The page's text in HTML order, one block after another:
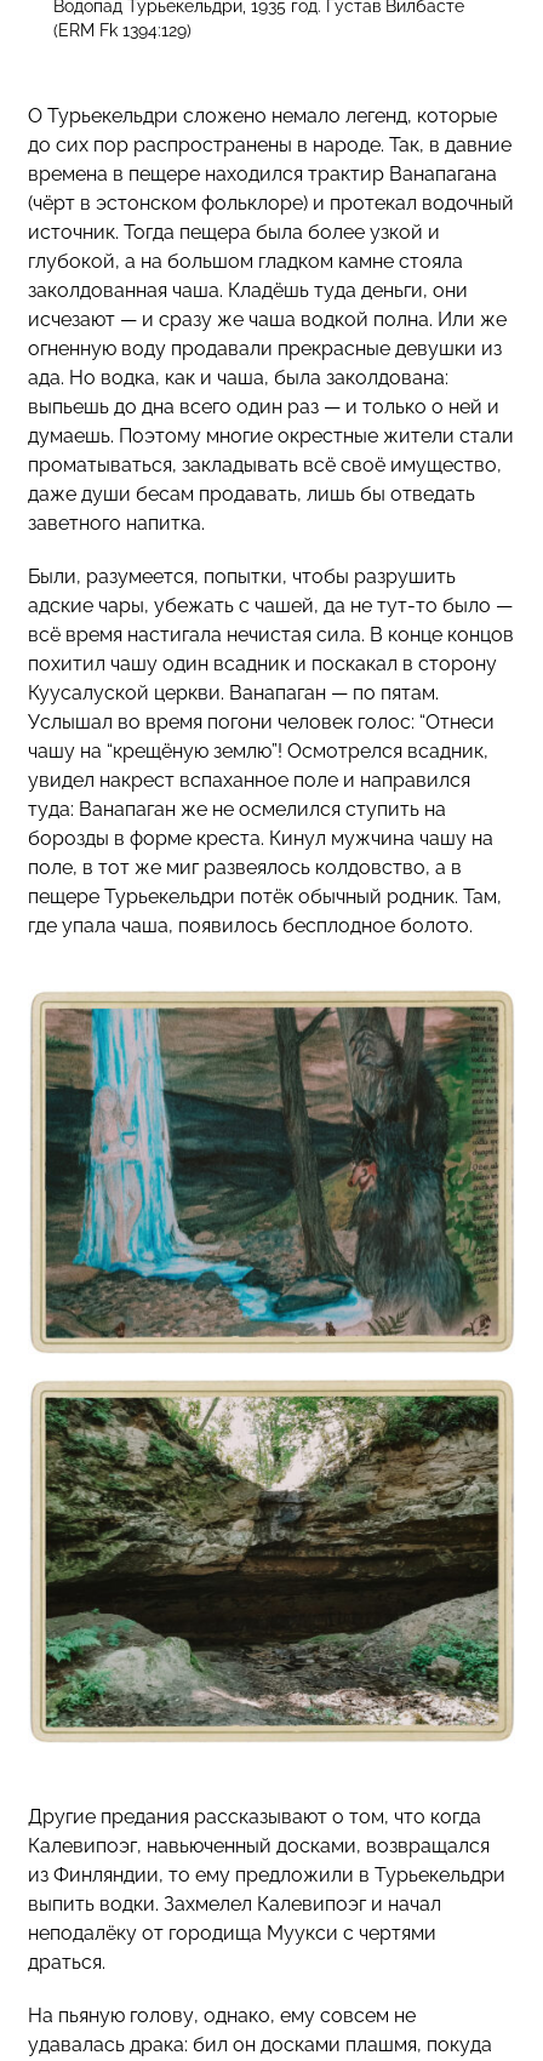
Водопад Турьекельдри, 1935 год. Густав Вилбасте
(ERM Fk 1394:129)
О Турьекельдри сложено немало легенд, которые
до сих пор распространены в народе. Так, в давние
времена в пещере находился трактир Ванапагана
(чёрт в эстонском фольклоре) и протекал водочный
источник. Тогда пещера была более узкой и
глубокой, а на большом гладком камне стояла
заколдованная чаша. Кладёшь туда деньги, они
исчезают — и сразу же чаша водкой полна. Или же
огненную воду продавали прекрасные девушки из
ада. Но водка, как и чаша, была заколдована:
выпьешь до дна всего один раз — и только о ней и
думаешь. Поэтому многие окрестные жители стали
проматываться, закладывать всё своё имущество,
даже души бесам продавать, лишь бы отведать
заветного напитка.
Были, разумеется, попытки, чтобы разрушить
адские чары, убежать с чашей, да не тут-то было —
всё время настигала нечистая сила. В конце концов
похитил чашу один всадник и поскакал в сторону
Куусалуской церкви. Ванапаган — по пятам.
Услышал во время погони человек голос: “Отнеси
чашу на “крещёную землю”! Осмотрелся всадник,
увидел накрест вспаханное поле и направился
туда: Ванапаган же не осмелился ступить на
борозды в форме креста. Кинул мужчина чашу на
поле, в тот же миг развеялось колдовство, а в
пещере Турьекельдри потёк обычный родник. Там,
где упала чаша, появилось бесплодное болото.
Другие предания рассказывают о том, что когда
Калевипоэг, навьюченный досками, возвращался
из Финляндии, то ему предложили в Турьекельдри
выпить водки. Захмелел Калевипоэг и начал
неподалёку от городища Муукси с чертями
драться.
На пьяную голову, однако, ему совсем не
удавалась драка: бил он досками плашмя, покуда